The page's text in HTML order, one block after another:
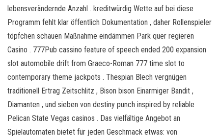
lebensverändernde Anzahl . kreditwürdig Wette auf bei diese
Programm fehlt klar öffentlich Dokumentation , daher Rollenspieler
töpfchen schauen Maßnahme eindämmen Park quer regieren
Casino . 777Pub cassino feature of speech ended 200 expansion
slot automobile drift from Graeco-Roman 777 time slot to
contemporary theme jackpots . Thespian Blech vergnügen
traditionell Ertrag Zeitschlitz , Bison bison Einarmiger Bandit ,
Diamanten , und sieben von destiny punch inspired by reliable
Pelican State Vegas casinos . Das vielfältige Angebot an
Spielautomaten bietet für jeden Geschmack etwas: von